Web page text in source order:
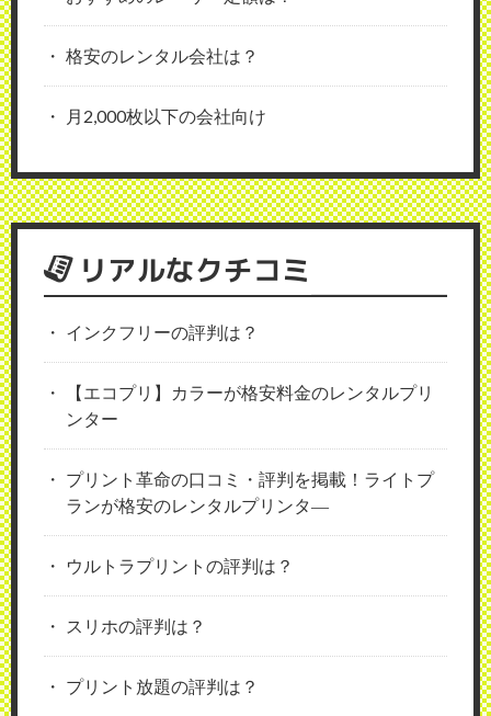
格安のレンタル会社は？
月2,000枚以下の会社向け
リアルなクチコミ
インクフリーの評判は？
【エコプリ】カラーが格安料金のレンタルプリ
ンター
プリント革命の口コミ・評判を掲載！ライトプ
ランが格安のレンタルプリンタ―
ウルトラプリントの評判は？
スリホの評判は？
プリント放題の評判は？